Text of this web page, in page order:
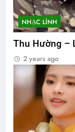
NHẠC LÍNH
Thu Hường –
2 years ago